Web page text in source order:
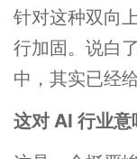
针对这种双向
行加固。说白
中，其实已经
这对 AI 行业意